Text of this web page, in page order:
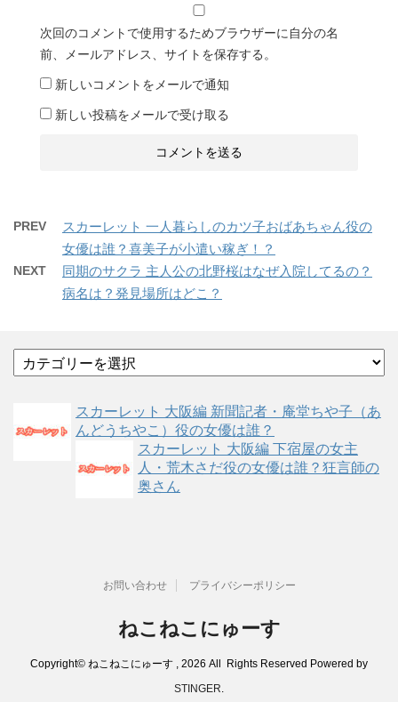
次回のコメントで使用するためブラウザーに自分の名
前、メールアドレス、サイトを保存する。
新しいコメントをメールで通知
新しい投稿をメールで受け取る
PREV
スカーレット 一人暮らしのカツ子おばあちゃん役の
女優は誰？喜美子が小遣い稼ぎ！？
NEXT
同期のサクラ 主人公の北野桜はなぜ入院してるの？
病名は？発見場所はどこ？
テ
ー
スカーレット 大阪編 新聞記者・庵堂ちや子（あ
んどうちやこ）役の女優は誰？
スカーレット 大阪編 下宿屋の女主
人・荒木さだ役の女優は誰？狂言師の
奥さん
お問い合わせ プライバシーポリシー
ねこねこにゅーす
Copyright© ねこねこにゅーす , 2026 All Rights Reserved Powered by
STINGER